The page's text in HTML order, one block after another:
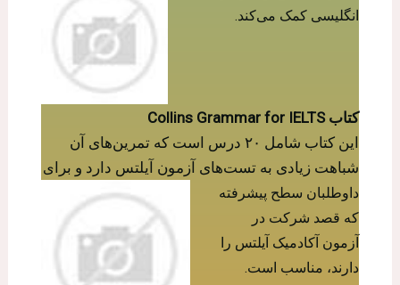
انگلیسی کمک می‌کند.
کتاب Collins Grammar for IELTS
این کتاب شامل ۲۰ درس است که تمرین‌های آن
شباهت زیادی به تست‌های آزمون آیلتس دارد و برای
داوطلبان سطح پیشرفته
که قصد شرکت در
آزمون آکادمیک آیلتس را
دارند، مناسب است.